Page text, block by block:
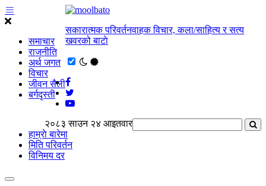
समाचार
राजनीति
अर्थ जगत
विचार
जीवन सैली
बर्गदृस्ती
सकारात्मक परिवर्तनवाहक विचार, कला/साहित्य र सत्य
खवरको बाटाे
२०८३ साउन २४ आइतवार
हाम्राे बारेमा
मिति परिवर्तन
विनिमय दर